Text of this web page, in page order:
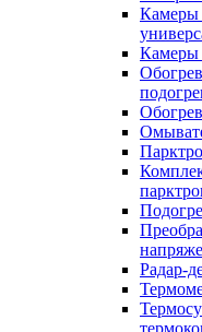
Камеры
Камеры
Радар-